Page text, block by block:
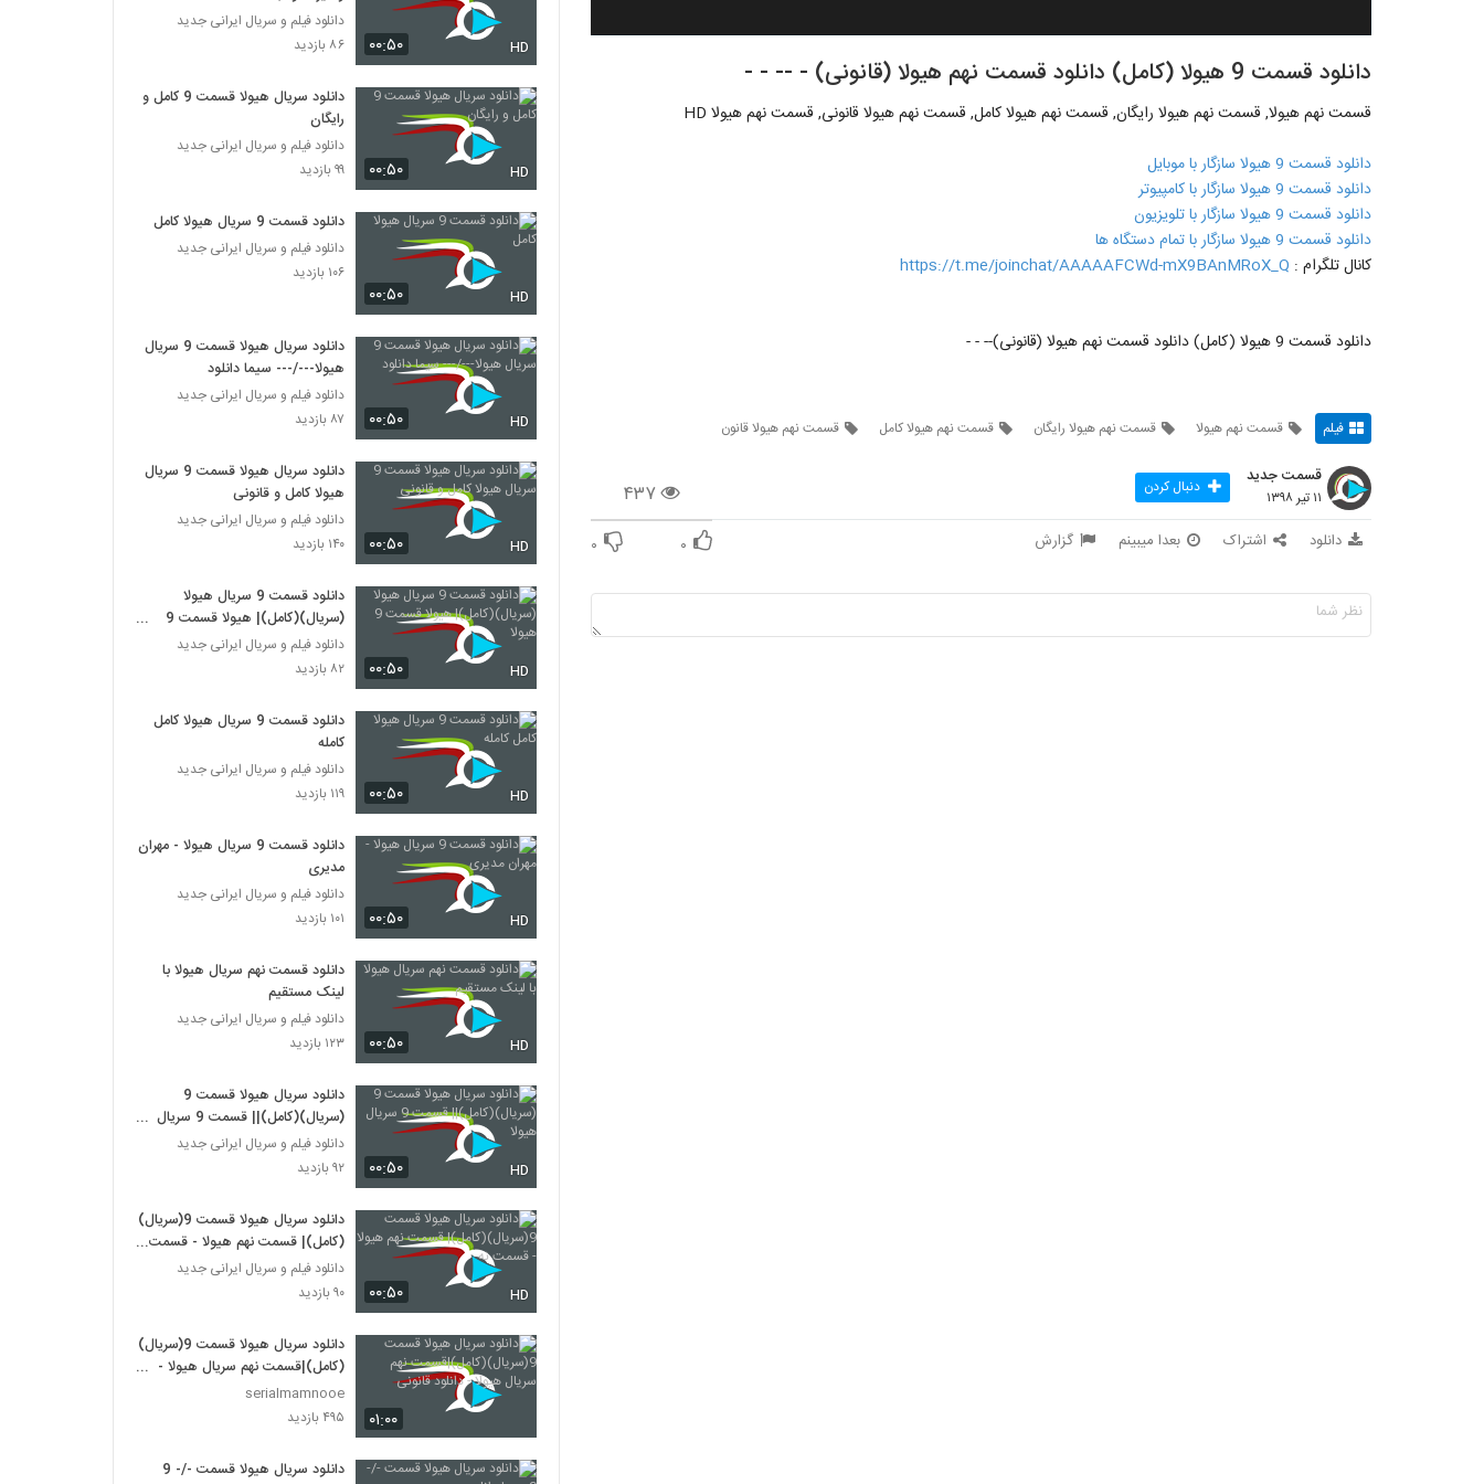
دانلود قسمت 9 هیولا (کامل) دانلود قسمت نهم هیولا (قانونی) - -- - -
قسمت نهم هیولا, قسمت نهم هیولا رایگان, قسمت نهم هیولا کامل, قسمت نهم هیولا قانونی, قسمت نهم هیولا HD
دانلود قسمت 9 هیولا سازگار با موبایل
دانلود قسمت 9 هیولا سازگار با کامپیوتر
دانلود قسمت 9 هیولا سازگار با تلویزیون
دانلود قسمت 9 هیولا سازگار با تمام دستگاه ها
کانال تلگرام : https://t.me/joinchat/AAAAAFCWd-mX9BAnMRoX_Q
دانلود قسمت 9 هیولا (کامل) دانلود قسمت نهم هیولا (قانونی)-- - -
فیلم قسمت نهم هیولا قسمت نهم هیولا رایگان قسمت نهم هیولا کامل قسمت نهم هیولا قانون
۴۳۷
قسمت جدید
۱۱ تیر ۱۳۹۸ دنبال کردن
دانلود اشتراک بعدا میبینم گزارش ۰ ۰
۰۰:۵۰ HD
دانلود فیلم و سریال ایرانی جدید
۸۶ بازدید
۰۰:۵۰ HD
دانلود سریال هیولا قسمت 9 کامل و
رایگان
دانلود فیلم و سریال ایرانی جدید
۹۹ بازدید
۰۰:۵۰ HD
دانلود قسمت 9 سریال هیولا کامل
دانلود فیلم و سریال ایرانی جدید
۱۰۶ بازدید
۰۰:۵۰ HD
دانلود سریال هیولا قسمت 9 سریال
هیولا---/--- سیما دانلود
دانلود فیلم و سریال ایرانی جدید
۸۷ بازدید
۰۰:۵۰ HD
دانلود سریال هیولا قسمت 9 سریال
هیولا کامل و قانونی
دانلود فیلم و سریال ایرانی جدید
۱۴۰ بازدید
۰۰:۵۰ HD
دانلود قسمت 9 سریال هیولا
(سریال)(کامل)| هیولا قسمت 9
هیولا
دانلود فیلم و سریال ایرانی جدید
۸۲ بازدید
۰۰:۵۰ HD
دانلود قسمت 9 سریال هیولا کامل
کامله
دانلود فیلم و سریال ایرانی جدید
۱۱۹ بازدید
۰۰:۵۰ HD
دانلود قسمت 9 سریال هیولا - مهران
مدیری
دانلود فیلم و سریال ایرانی جدید
۱۰۱ بازدید
۰۰:۵۰ HD
دانلود قسمت نهم سریال هیولا با
لینک مستقیم
دانلود فیلم و سریال ایرانی جدید
۱۲۳ بازدید
۰۰:۵۰ HD
دانلود سریال هیولا قسمت 9
(سریال)(کامل)|| قسمت 9 سریال
هیولا
دانلود فیلم و سریال ایرانی جدید
۹۲ بازدید
۰۰:۵۰ HD
دانلود سریال هیولا قسمت 9(سریال)
(کامل)| قسمت نهم هیولا - قسمت
نه
دانلود فیلم و سریال ایرانی جدید
۹۰ بازدید
۰۱:۰۰
دانلود سریال هیولا قسمت 9(سریال)
(کامل)|قسمت نهم سریال هیولا -
دانلود قانونی
serialmamnooe
۴۹۵ بازدید
دانلود سریال هیولا قسمت -/- 9